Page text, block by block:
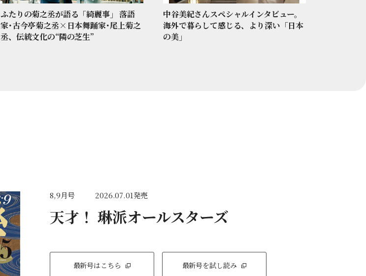
ふたりの菊之丞が語る「綺麗事」 落語
家･古今亭菊之丞×日本舞踊家･尾上菊之
丞、伝統文化の“隣の芝生”
中谷美紀さんスペシャルインタビュー。
海外で暮らして感じる、より深い「日本
の美」
8,9月号 2026.07.01発売
天才！ 琳派オールスターズ
最新号はこちら 最新号を試し読み